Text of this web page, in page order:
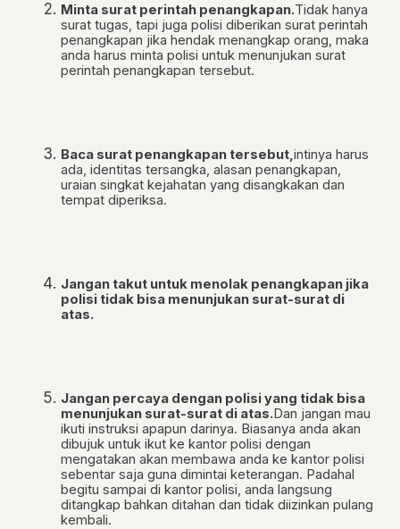
Minta surat perintah penangkapan.Tidak hanya
surat tugas, tapi juga polisi diberikan surat perintah
penangkapan jika hendak menangkap orang, maka
anda harus minta polisi untuk menunjukan surat
perintah penangkapan tersebut.
Baca surat penangkapan tersebut,intinya harus
ada, identitas tersangka, alasan penangkapan,
uraian singkat kejahatan yang disangkakan dan
tempat diperiksa.
Jangan takut untuk menolak penangkapan jika
polisi tidak bisa menunjukan surat-surat di
atas.
Jangan percaya dengan polisi yang tidak bisa
menunjukan surat-surat di atas.Dan jangan mau
ikuti instruksi apapun darinya. Biasanya anda akan
dibujuk untuk ikut ke kantor polisi dengan
mengatakan akan membawa anda ke kantor polisi
sebentar saja guna dimintai keterangan. Padahal
begitu sampai di kantor polisi, anda langsung
ditangkap bahkan ditahan dan tidak diizinkan pulang
kembali.